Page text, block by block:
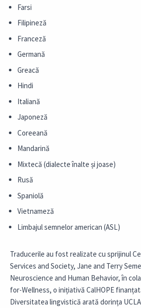
Farsi
Filipineză
Franceză
Germană
Greacă
Hindi
Italiană
Japoneză
Coreeană
Mandarină
Mixtecă (dialecte înalte și joase)
Rusă
Spaniolă
Vietnameză
Limbajul semnelor american (ASL)
Traducerile au fost realizate cu sprijinul
Services and Society, Jane and Terry
Neuroscience and Human Behavior, în
for-Wellness, o inițiativă CalHOPE
Diversitatea lingvistică arată dorința